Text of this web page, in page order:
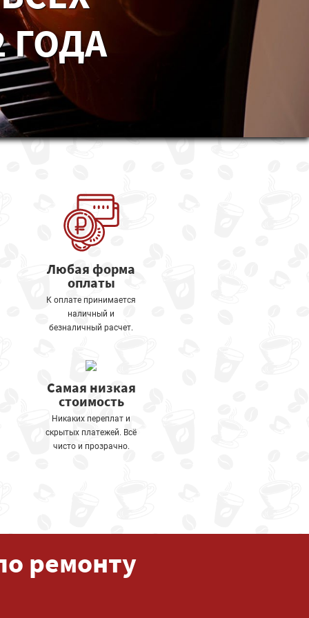
ГОДА
Любая форма
оплаты
К оплате принимается
наличный и
безналичный расчет.
Самая низкая
стоимость
Никаких переплат и
скрытых платежей. Всё
чисто и прозрачно.
ремонту